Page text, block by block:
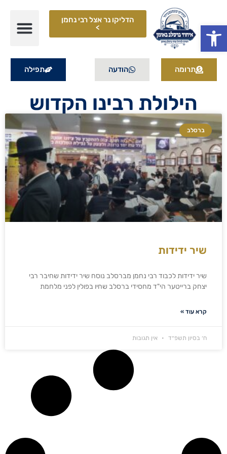
פתח סרגל נגישות
הדליקו נר אצל רבי נחמן
>
תרומה הודעה תפילה
הילולת רבינו הקדוש
ברסלב
שיר ידידות
שיר ידידות לכבוד רבי נחמן מברסלב נוסח שיר ידידות שחיבר רבי
יצחק ברייטער הי"ד מחסידי ברסלב שחיו בפולין לפני מלחמת
קרא עוד »
ח׳ בסיון תשפ״ד אין תגובות